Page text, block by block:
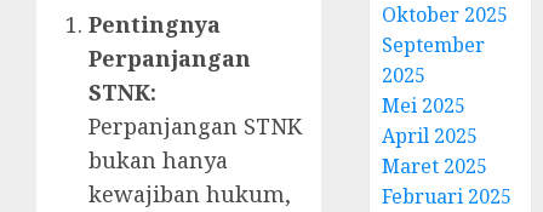
Pentingnya
Perpanjangan
STNK:
Perpanjangan STNK
bukan hanya
kewajiban hukum,
Oktober 2025
September
2025
Mei 2025
April 2025
Maret 2025
Februari 2025